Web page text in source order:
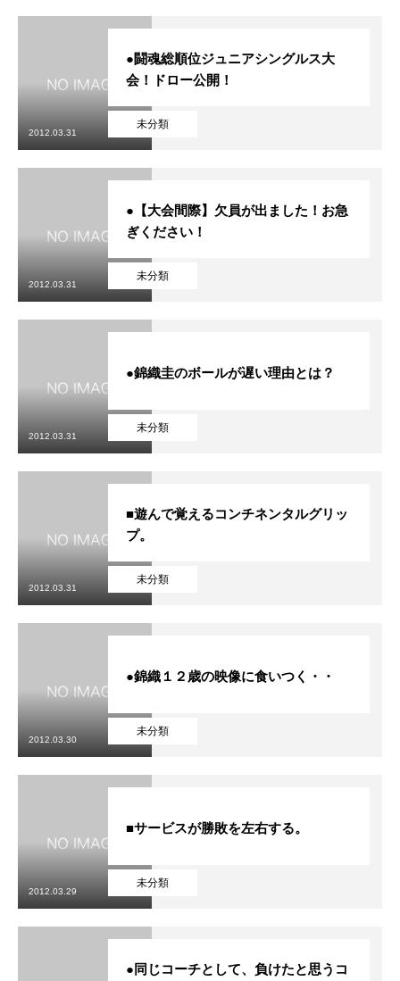
未分類
●闘魂総順位ジュニアシングルス大
会！ドロー公開！
2012.03.31
未分類
●【大会間際】欠員が出ました！お急
ぎください！
2012.03.31
未分類
●錦織圭のボールが遅い理由とは？
2012.03.31
未分類
■遊んで覚えるコンチネンタルグリッ
プ。
2012.03.31
未分類
●錦織１２歳の映像に食いつく・・
2012.03.30
未分類
■サービスが勝敗を左右する。
2012.03.29
●同じコーチとして、負けたと思うコ